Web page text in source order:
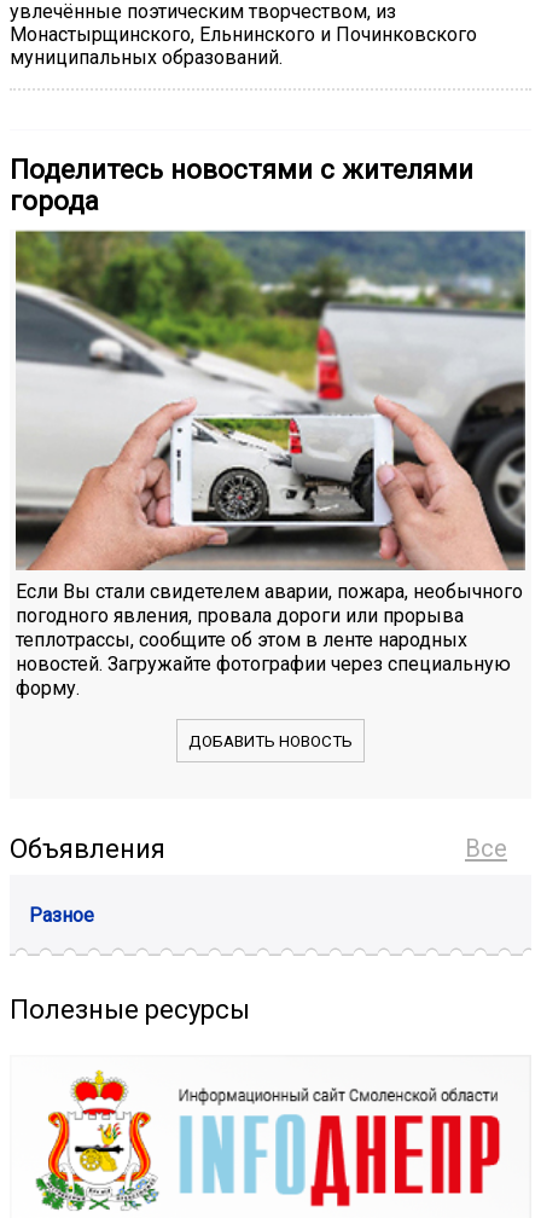
увлечённые поэтическим творчеством, из
Монастырщинского, Ельнинского и Починковского
муниципальных образований.
Поделитесь новостями с жителями
города
Если Вы стали свидетелем аварии, пожара, необычного
погодного явления, провала дороги или прорыва
теплотрассы, сообщите об этом в ленте народных
новостей. Загружайте фотографии через специальную
форму.
ДОБАВИТЬ НОВОСТЬ
Все
Объявления
Разное
Полезные ресурсы